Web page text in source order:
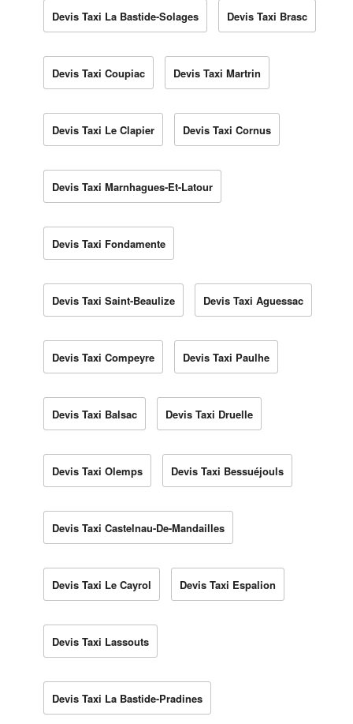
Devis Taxi La Bastide-Solages Devis Taxi Brasc
Devis Taxi Coupiac Devis Taxi Martrin
Devis Taxi Le Clapier Devis Taxi Cornus
Devis Taxi Marnhagues-Et-Latour
Devis Taxi Fondamente
Devis Taxi Saint-Beaulize Devis Taxi Aguessac
Devis Taxi Compeyre Devis Taxi Paulhe
Devis Taxi Balsac Devis Taxi Druelle
Devis Taxi Olemps Devis Taxi Bessuéjouls
Devis Taxi Castelnau-De-Mandailles
Devis Taxi Le Cayrol Devis Taxi Espalion
Devis Taxi Lassouts
Devis Taxi La Bastide-Pradines